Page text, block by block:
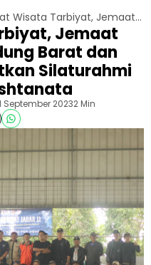
Lewat Wisata Tarbiyat, Jemaat Ahmadiyah Bandung Barat dan Sekitarnya Tingkatkan Silaturahmi dan Giat Rishtanata
Jemaat
Barat dan
Silaturahmi
September 20232 Min